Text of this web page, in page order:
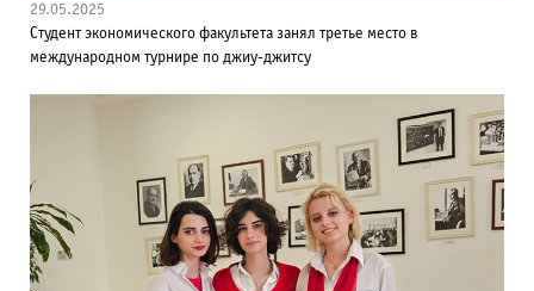
29.05.2025
Студент экономического факультета занял третье место в
международном турнире по джиу-джитсу